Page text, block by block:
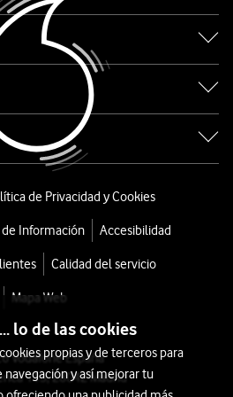
de Privacidad y Cookies
Información Accesibilidad
Calidad del servicio
Mapa Web
Vodafone España
115, 28042 Madrid
lo de las cookies
propias y de terceros para
navegación y así mejorar tu